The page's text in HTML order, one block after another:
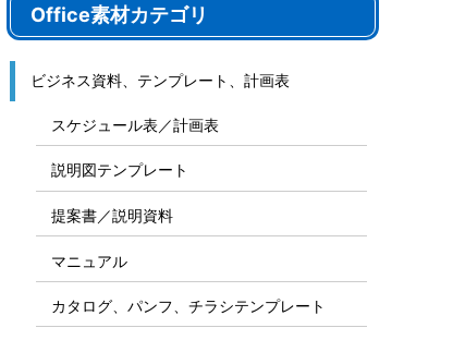
Office素材カテゴリ
ビジネス資料、テンプレート、計画表
スケジュール表／計画表
説明図テンプレート
提案書／説明資料
マニュアル
カタログ、パンフ、チラシテンプレート